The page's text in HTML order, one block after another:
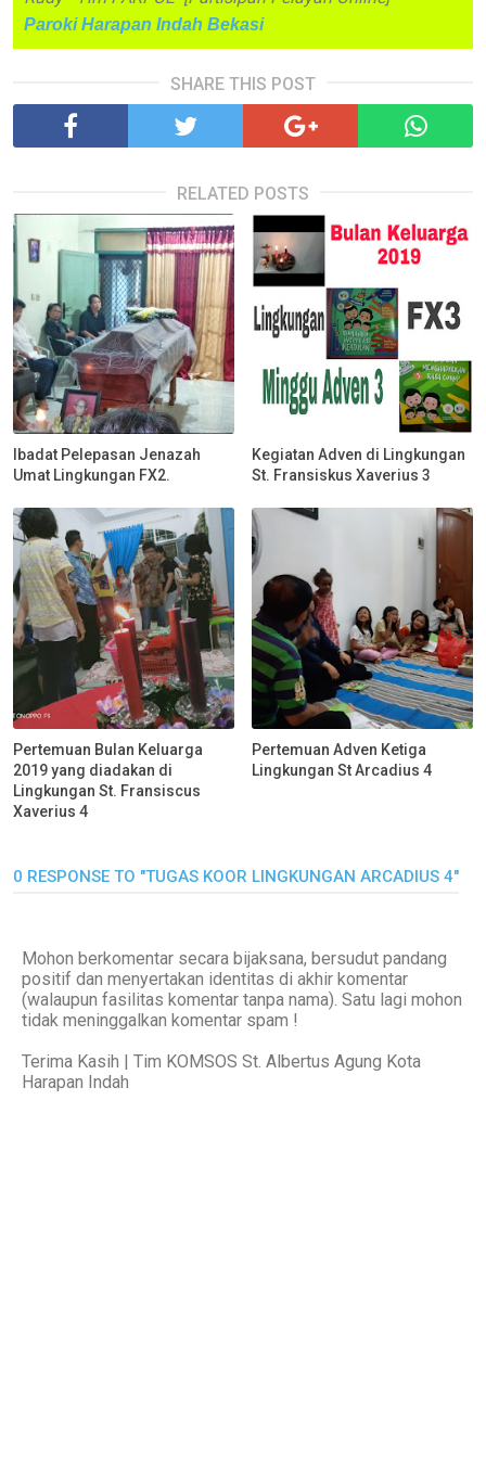
Paroki Harapan Indah Bekasi
SHARE THIS POST
RELATED POSTS
Ibadat Pelepasan Jenazah
Umat Lingkungan FX2.
Kegiatan Adven di Lingkungan
St. Fransiskus Xaverius 3
Pertemuan Bulan Keluarga
2019 yang diadakan di
Lingkungan St. Fransiscus
Xaverius 4
Pertemuan Adven Ketiga
Lingkungan St Arcadius 4
0 RESPONSE TO "TUGAS KOOR LINGKUNGAN ARCADIUS 4"
Mohon berkomentar secara bijaksana, bersudut pandang
positif dan menyertakan identitas di akhir komentar
(walaupun fasilitas komentar tanpa nama). Satu lagi mohon
tidak meninggalkan komentar spam !
Terima Kasih | Tim KOMSOS St. Albertus Agung Kota
Harapan Indah